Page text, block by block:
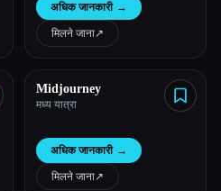
अधिक जानकारी →
मिलने जाना↗︎
Midjourney
मध्य यात्रा
अधिक जानकारी →
मिलने जाना↗︎